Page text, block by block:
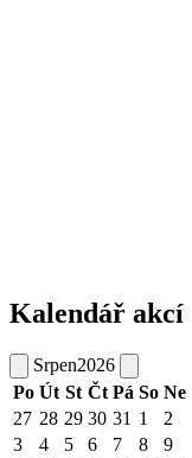
Kalendář akcí
Srpen2026
Po Út St Čt Pá So Ne
27 28 29 30 31 1
2
3
4 5 6 7 8
9